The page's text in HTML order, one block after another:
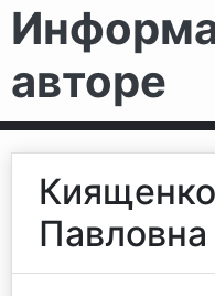
авторе
Павловна